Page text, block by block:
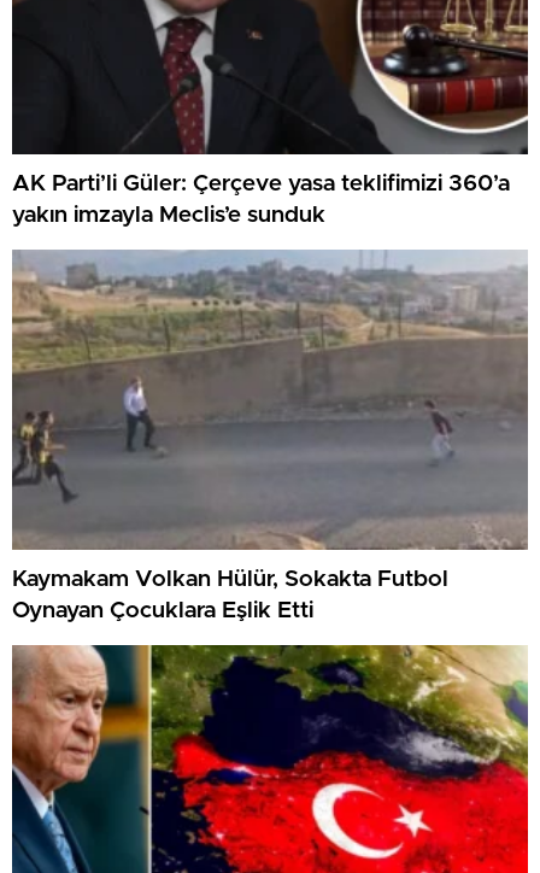
AK Parti’li Güler: Çerçeve yasa teklifimizi 360’a
yakın imzayla Meclis’e sunduk
Kaymakam Volkan Hülür, Sokakta Futbol
Oynayan Çocuklara Eşlik Etti